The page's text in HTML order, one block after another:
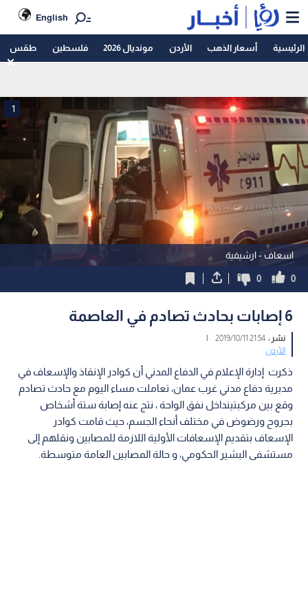
English
الرئيسية أسعار الذهب الأردن مونديال 2026 فلسطين طقس
اسعاف - ارشيفية
1
0
0
6 إصابات بحادث تصادم في العاصمة
نشر :21:54 2019/10/11
|
الأردن
ذكرت إدارة الإعلام في الدفاع المدني أن كوادر الإنقاذ والإسعاف في
مديرية دفاع مدني غرب عمان، تعاملت مساء اليوم مع حادث تصادم
وقع بين مركبتينداخل نفق الواحة ، نتج عنه إصابة ستة أشخاص
بجروح ورضوض في مختلف أنحاء الجسم، حيث قامت كوادر
الإسعاف بتقديم الإسعافات الأولية اللازمة للمصابين ونقلهم إلى
مستشفى البشير الحكومي، و حالة المصابين العامة متوسطة.